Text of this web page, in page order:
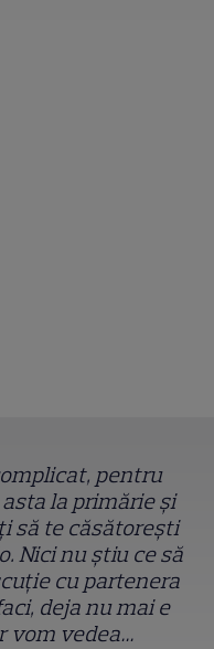
pentru
la primărie și
să te căsătorești
Nici nu știu ce să
cu partenera
deja nu mai e
vom vedea…